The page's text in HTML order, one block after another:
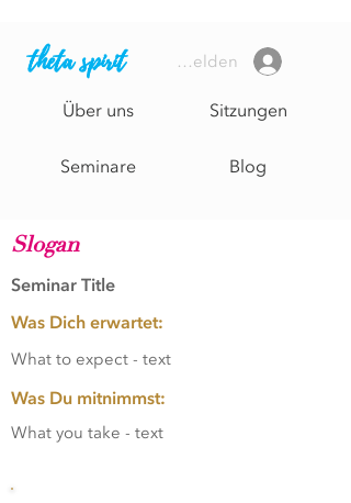
theta spirit
Über uns
Seminare
Sitzungen
Blog
Anmelden
Page Title
Slogan
Seminar Title
Was Dich erwartet:
What to expect - text
Was Du mitnimmst:
What you take - text